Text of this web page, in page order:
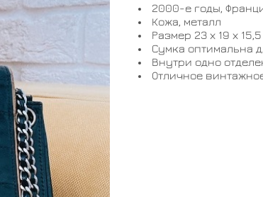
2000-е годы,
Кожа, металл
Размер 23 х 19 х
Сумка оптимальна
Внутри одно
Отличное